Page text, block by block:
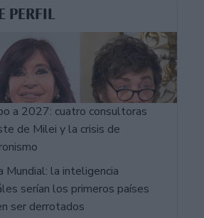
PERFIL
a 2027: cuatro consultoras
de Milei y la crisis de
Mundial: la inteligencia
serían los primeros países
ser derrotados